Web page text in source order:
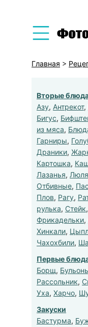
Главная >
Вторые
Азу, Антрекот,
Бигус,
из мяса,
Гарниры,
Драники,
Картошка,
Лазанья,
Отбивные,
Плов, Рагу,
рулька, Стейк,
Фрикадельки,
Хинкали,
Чахохбили,
Первые
Борщ,
Рассольник,
Уха, Харчо,
Закуски
Бастурма,